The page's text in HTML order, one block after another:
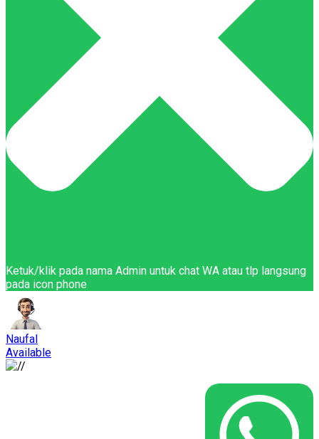
Ketuk/klik pada nama Admin untuk chat WA atau tlp langsung
pada icon phone
Naufal
Available